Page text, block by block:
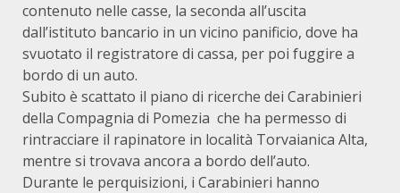
contenuto nelle casse, la seconda all’uscita
dall’istituto bancario in un vicino panificio, dove ha
svuotato il registratore di cassa, per poi fuggire a
bordo di un auto.
Subito è scattato il piano di ricerche dei Carabinieri
della Compagnia di Pomezia che ha permesso di
rintracciare il rapinatore in località Torvaianica Alta,
mentre si trovava ancora a bordo dell’auto.
Durante le perquisizioni, i Carabinieri hanno